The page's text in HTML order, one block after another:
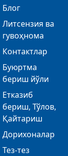
Блог
Литсензия ва
гувоҳнома
Контактлар
Буюртма
бериш йўли
Етказиб
бериш, Тўлов,
Қайтариш
Дорихоналар
Тез-тез